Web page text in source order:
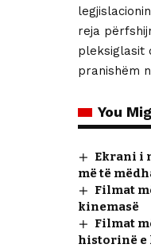
reja
pleksiglasit
pranishëm
You
Ekrani i
më të
Filmat
kinemasë
Filmat
historinë e